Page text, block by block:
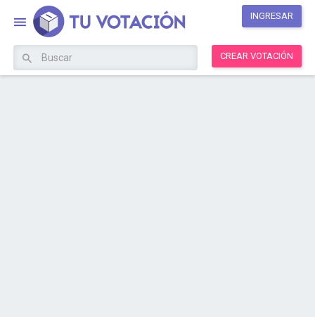
INGRESAR
CREAR VOTACIÓN